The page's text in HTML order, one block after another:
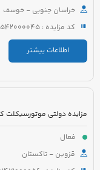
خراسان جنوبی - خوسف
کد مزایده : 5221002542000045
اطلاعات بیشتر
فعال
قزوین - تاکستان